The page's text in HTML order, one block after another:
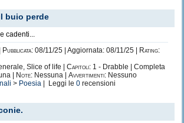
buio perde
cadenti...
Pubblicata: 08/11/25 | Aggiornata: 08/11/25 |
Rating:
Slice of life | Capitoli: 1 - Drabble | Completa
|
Note: Nessuna | Avvertimenti: Nessuno
> Poesia | Leggi le 0 recensioni